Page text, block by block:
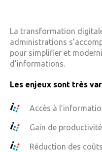
La transformation
administrations
pour simplifier et
d’informations.
Les enjeux sont très
Accès à
Gain de
Réduction des